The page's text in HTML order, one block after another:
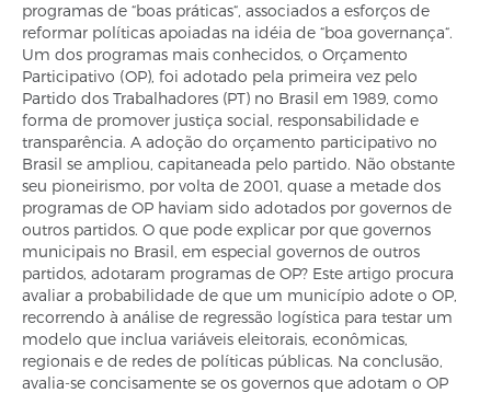
programas de “boas práticas“, associados a esforços de
reformar políticas apoiadas na idéia de “boa governança“.
Um dos programas mais conhecidos, o Orçamento
Participativo (OP), foi adotado pela primeira vez pelo
Partido dos Trabalhadores (PT) no Brasil em 1989, como
forma de promover justiça social, responsabilidade e
transparência. A adoção do orçamento participativo no
Brasil se ampliou, capitaneada pelo partido. Não obstante
seu pioneirismo, por volta de 2001, quase a metade dos
programas de OP haviam sido adotados por governos de
outros partidos. O que pode explicar por que governos
municipais no Brasil, em especial governos de outros
partidos, adotaram programas de OP? Este artigo procura
avaliar a probabilidade de que um município adote o OP,
recorrendo à análise de regressão logística para testar um
modelo que inclua variáveis eleitorais, econômicas,
regionais e de redes de políticas públicas. Na conclusão,
avalia-se concisamente se os governos que adotam o OP